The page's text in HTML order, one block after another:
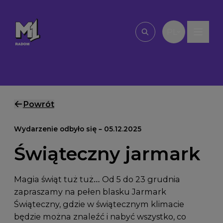
Wpisz, czego
Powrót
Wydarzenie odbyło się – 05.12.2025
Świąteczny jarmark
Magia świąt tuż tuż… Od 5 do 23 grudnia
zapraszamy na pełen blasku Jarmark
Świąteczny, gdzie w świątecznym klimacie
będzie można znaleźć i nabyć wszystko, co